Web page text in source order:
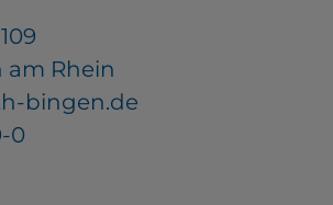
am Rhein
bingen.de
0
durch
bspw. über das
externer Videos,
oder